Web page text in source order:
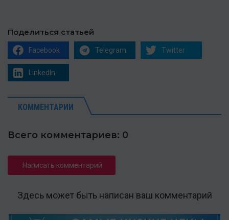
Поделиться статьей
Facebook Telegram Twitter
LinkedIn
КОММЕНТАРИИ
Всего комментариев: 0
Написать комментарий
Здесь может быть написан ваш комментарий